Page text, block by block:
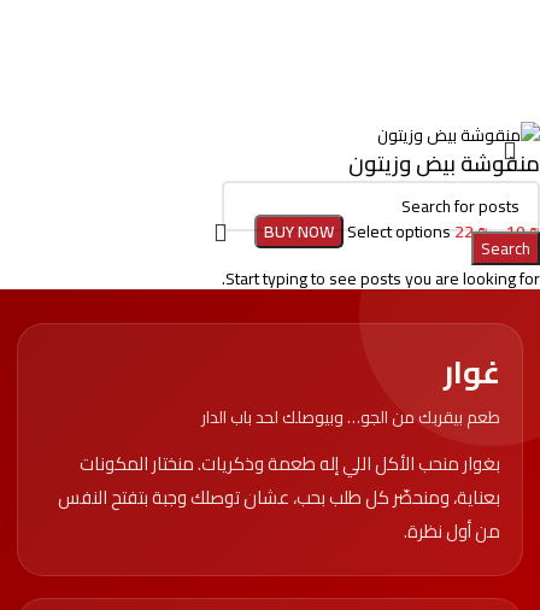
Search
Start typing to see posts you are looking for.
منقوشة بيض وزيتون
10₪
–
22₪
Select options
BUY NOW
غوار
طعم بيقربك من الجو… وبيوصلك لحد باب الدار
بغوار منحب الأكل اللي إله طعمة وذكريات. منختار المكونات
بعناية، ومنحضّر كل طلب بحب، عشان توصلك وجبة بتفتح النفس
من أول نظرة.